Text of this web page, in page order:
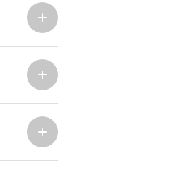
Marina Trogir - ACI
Marina Trogir - SCT
ACI Marina Split
ACI Marina Dubrovnik,
Komolac